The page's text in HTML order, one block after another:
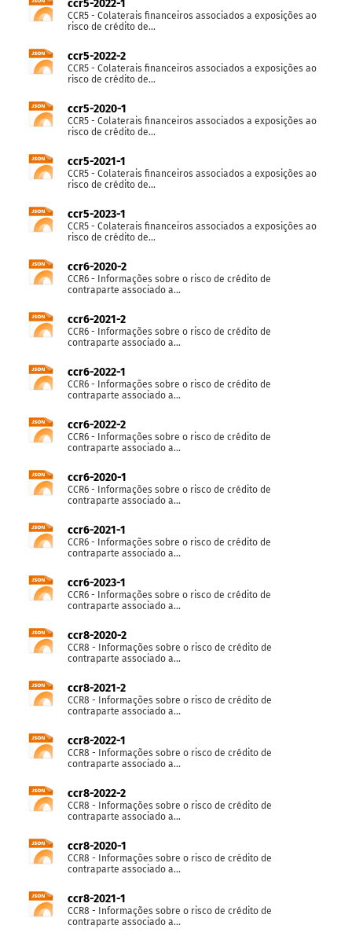
ccr5-2022-1
CCR5 - Colaterais financeiros associados a exposições ao
risco de crédito de...
ccr5-2022-2
CCR5 - Colaterais financeiros associados a exposições ao
risco de crédito de...
ccr5-2020-1
CCR5 - Colaterais financeiros associados a exposições ao
risco de crédito de...
ccr5-2021-1
CCR5 - Colaterais financeiros associados a exposições ao
risco de crédito de...
ccr5-2023-1
CCR5 - Colaterais financeiros associados a exposições ao
risco de crédito de...
ccr6-2020-2
CCR6 - Informações sobre o risco de crédito de
contraparte associado a...
ccr6-2021-2
CCR6 - Informações sobre o risco de crédito de
contraparte associado a...
ccr6-2022-1
CCR6 - Informações sobre o risco de crédito de
contraparte associado a...
ccr6-2022-2
CCR6 - Informações sobre o risco de crédito de
contraparte associado a...
ccr6-2020-1
CCR6 - Informações sobre o risco de crédito de
contraparte associado a...
ccr6-2021-1
CCR6 - Informações sobre o risco de crédito de
contraparte associado a...
ccr6-2023-1
CCR6 - Informações sobre o risco de crédito de
contraparte associado a...
ccr8-2020-2
CCR8 - Informações sobre o risco de crédito de
contraparte associado a...
ccr8-2021-2
CCR8 - Informações sobre o risco de crédito de
contraparte associado a...
ccr8-2022-1
CCR8 - Informações sobre o risco de crédito de
contraparte associado a...
ccr8-2022-2
CCR8 - Informações sobre o risco de crédito de
contraparte associado a...
ccr8-2020-1
CCR8 - Informações sobre o risco de crédito de
contraparte associado a...
ccr8-2021-1
CCR8 - Informações sobre o risco de crédito de
contraparte associado a...